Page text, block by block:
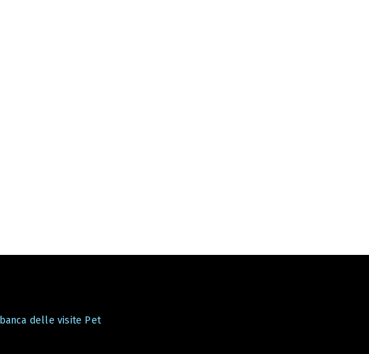
delle visite Pet